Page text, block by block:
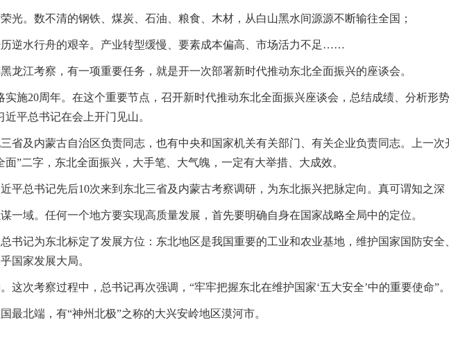
光。数不清的钢铁、煤炭、石油、粮食、木材，从白山黑水间源源不断输往全国；
逆水行舟的艰辛。产业转型缓慢、要素成本偏高、市场活力不足……
龙江考察，有一项重要任务，就是开一次部署新时代推动东北全面振兴的座谈会。
实施20周年。在这个重要节点，召开新时代推动东北全面振兴座谈会，总结成绩、分析形
平总书记在会上开门见山。
省及内蒙古自治区负责同志，也有中央和国家机关有关部门、有关企业负责同志。上一
面”二字，东北全面振兴，大手笔、大气魄，一定有大举措、大成效。
平总书记先后10次来到东北三省及内蒙古考察调研，为东北振兴把脉定向。真可谓知之深
一域。任何一个地方要实现高质量发展，首先要明确自身在国家战略全局中的定位。
书记为东北标定了发展方位：东北地区是我国重要的工业和农业基地，维护国家国防安
国家发展大局。
这次考察过程中，总书记再次强调，“牢牢把握东北在维护国家‘五大安全’中的重要使命”。
最北端，有“神州北极”之称的大兴安岭地区漠河市。